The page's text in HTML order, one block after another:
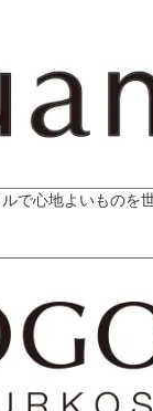
ルで心地よいものを